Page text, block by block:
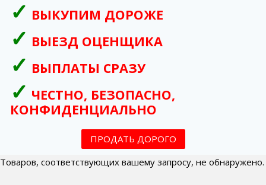
ВЫКУПИМ ДОРОЖЕ
ВЫЕЗД ОЦЕНЩИКА
ВЫПЛАТЫ СРАЗУ
ЧЕСТНО, БЕЗОПАСНО,
КОНФИДЕНЦИАЛЬНО
ПРОДАТЬ ДОРОГО
Товаров, соответствующих вашему запросу, не обнаружено.